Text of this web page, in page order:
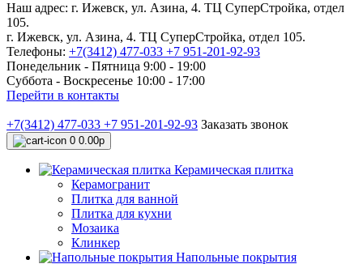
Наш адрес: г. Ижевск, ул. Азина, 4. ТЦ СуперСтройка, отдел
105.
г. Ижевск, ул. Азина, 4. ТЦ СуперСтройка, отдел 105.
Телефоны: +7(3412) 477-033 +7 951-201-92-93
Понедельник - Пятница 9:00 - 19:00
Суббота - Воскресенье 10:00 - 17:00
Перейти в контакты
+7(3412) 477-033 +7 951-201-92-93 Заказать звонок
0 0.00р
Керамическая плитка
Керамогранит
Плитка для ванной
Плитка для кухни
Мозаика
Клинкер
Напольные покрытия